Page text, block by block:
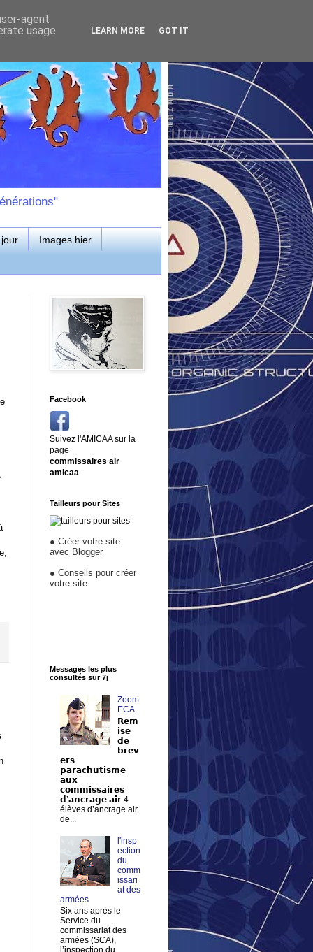
Images hier
Facebook
Suivez l'AMICAA sur la
page
commissaires air
amicaa
Tailleurs pour Sites
● Créer votre site
avec Blogger
● Conseils pour créer
votre site
Messages les plus
consultés sur 7j
Zoom
ECA
𝗥𝗲𝗺
𝗶𝘀𝗲
𝗱𝗲
𝗯𝗿𝗲𝘃
𝗲𝘁𝘀
𝗽𝗮𝗿𝗮𝗰𝗵𝘂𝘁𝗶𝘀𝗺𝗲
𝗮𝘂𝘅
𝗰𝗼𝗺𝗺𝗶𝘀𝘀𝗮𝗶𝗿𝗲𝘀
𝗱’𝗮𝗻𝗰𝗿𝗮𝗴𝗲 𝗮𝗶𝗿 4
élèves d’ancrage air
de...
l'insp
ection
du
comm
issari
at des
armées
Six ans après le
Service du
commissariat des
armées (SCA),
l’inspection du
agent
usage
LEARN MORE GOT IT